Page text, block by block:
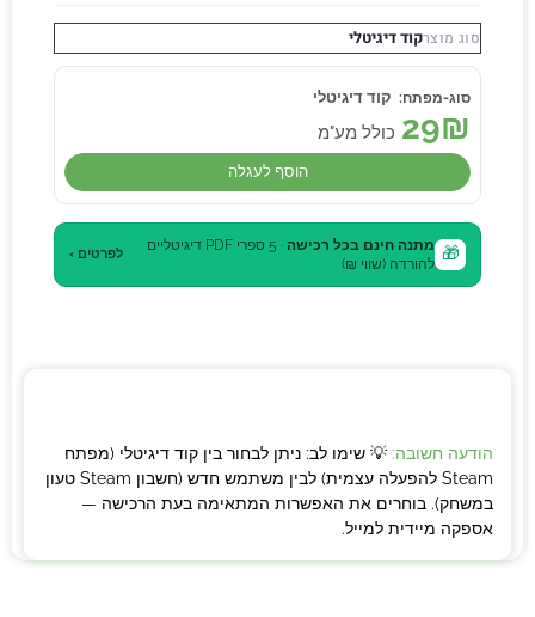
סוג מוצרקוד דיגיטלי
קוד דיגיטלי
29₪ כולל מע"מ
הוסף לעגלה
🎁 מתנה חינם בכל רכישה
· 5 ספרי PDF דיגיטליים
להורדה (שווי ₪)
לפרטים ›
הודעה חשובה: 💡 שימו לב: ניתן לבחור בין קוד דיגיטלי (מפתח
Steam להפעלה עצמית) לבין משתמש חדש (חשבון Steam טעון
במשחק). בוחרים את האפשרות המתאימה בעת הרכישה —
אספקה מיידית למייל.